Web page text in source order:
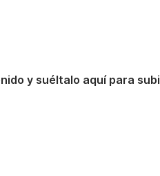
y suéltalo aquí para